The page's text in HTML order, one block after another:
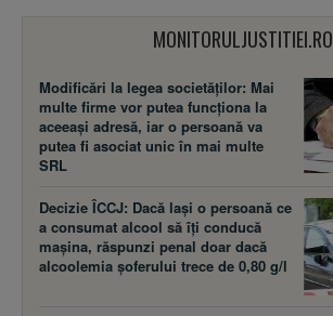
MONITORULJUSTITIEI.RO
Modificări la legea societăţilor: Mai
multe firme vor putea funcţiona la
aceeaşi adresă, iar o persoană va
putea fi asociat unic în mai multe
SRL
Decizie ÎCCJ: Dacă laşi o persoană ce
a consumat alcool să îţi conducă
maşina, răspunzi penal doar dacă
alcoolemia şoferului trece de 0,80 g/l